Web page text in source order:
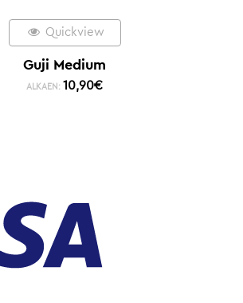
Quickview
Guji Medium
ALKAEN: 10,90€